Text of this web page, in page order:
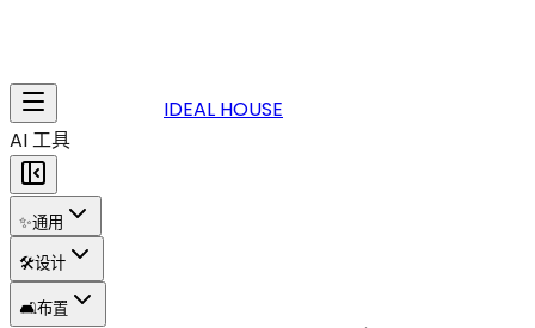
IDEAL HOUSE
AI 工具
✨通用
🛠️设计
🛋️布置